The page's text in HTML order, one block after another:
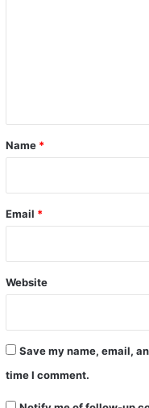
*
Name *
Email *
Website
Save my name, email,
time I comment.